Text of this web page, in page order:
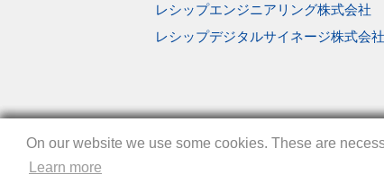
レシップエンジニアリング株式会社
レシップデジタルサイネージ株式会社
On our website we use some cookies. These are
Learn more
On our website we use some cookies. These are
Learn more
On our website we use some cookies. These are
Learn more